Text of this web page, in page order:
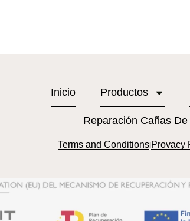
Inicio Productos
Reparación Cañas
Terms and ConditionslProvacy